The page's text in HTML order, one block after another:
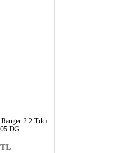
2.2 Tdcı
DG
TL